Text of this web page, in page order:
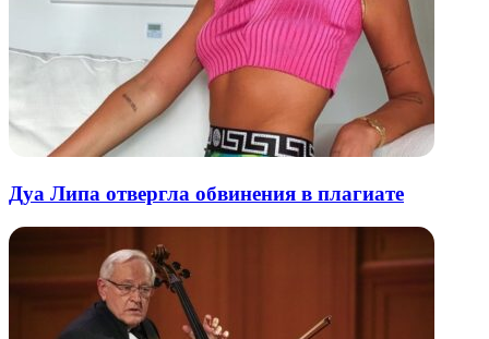
Дуа Липа отвергла обвинения в плагиате